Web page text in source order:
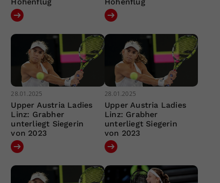
28.01.2025
Upper Austria Ladies
Linz: Grabher
unterliegt Siegerin
von 2023
28.01.2025
Upper Austria Ladies
Linz: Grabher
unterliegt Siegerin
von 2023